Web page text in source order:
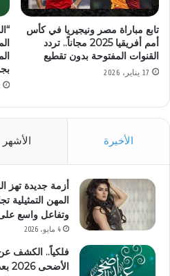
تابع مباراة مصر ونيجيريا في كأس
أمم أفريقيا 2025 مجاناً.. تردد
القنوات المفتوحة بدون تقطيع
17 يناير، 2026
الأخيرة الأشهر
أزمة جديدة تهز
المهن التمثيلية
وتفاعل واسع
4 مايو، 2026
فلكياً.. الكشف
الأضحى 2026 بعد تحديد غرة ذي الحجة